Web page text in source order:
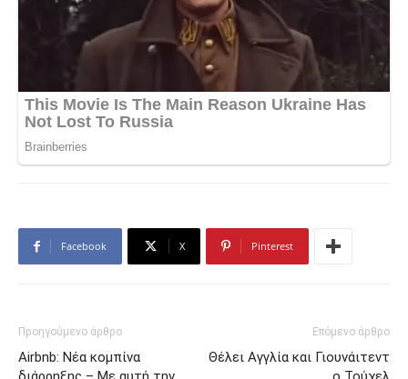
Facebook X Pinterest
Προηγούμενο άρθρο
Αirbnb: Νέα κομπίνα
Επόμενο άρθρο
Θέλει Αγγλία και Γιουνάιτεντ